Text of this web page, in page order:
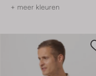
+ meer kleuren